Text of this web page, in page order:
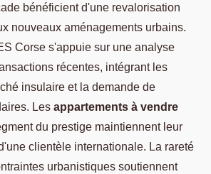
bénéficient d'une revalorisation
nouveaux aménagements urbains.
Corse s'appuie sur une analyse
récentes, intégrant les
insulaire et la demande de
Les appartements à vendre
du prestige maintiennent leur
clientèle internationale. La rareté
urbanistiques soutiennent